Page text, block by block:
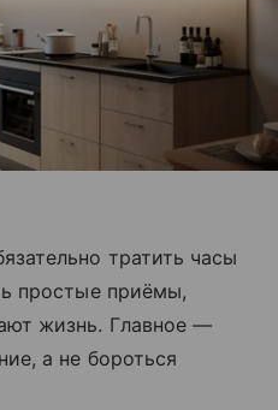
тратить часы
простые приёмы,
жизнь. Главное —
а не бороться